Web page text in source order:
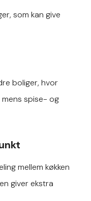
som kan give
boliger, hvor
spise- og
mellem køkken
giver ekstra